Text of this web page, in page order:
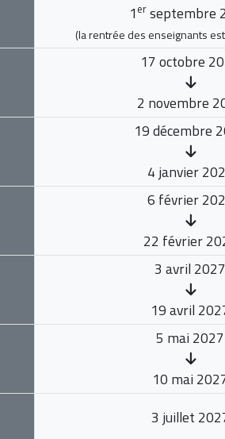
1 er septembre
(la rentrée des enseignants
17 octobre
2 novembre
19 décembre
4 janvier
6 février
22 février
3 avril 2027
19 avril
5 mai 2027
10 mai
3 juillet